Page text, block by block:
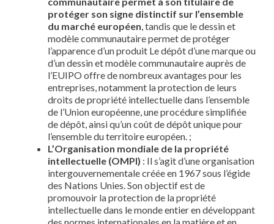
protéger son signe distinctif sur l’ensemble
du marché européen, tandis que le dessin et
modèle communautaire permet de protéger
l’apparence d’un produit Le dépôt d’une marque ou
d’un dessin et modèle communautaire auprès de
l’EUIPO offre de nombreux avantages pour les
entreprises, notamment la protection de leurs
droits de propriété intellectuelle dans l’ensemble
de l’Union européenne, une procédure simplifiée
de dépôt, ainsi qu’un coût de dépôt unique pour
l’ensemble du territoire européen. ;
L’Organisation mondiale de la propriété
intellectuelle (OMPI) : Il s’agit d’une organisation
intergouvernementale créée en 1967 sous l’égide
des Nations Unies. Son objectif est de
promouvoir la protection de la propriété
intellectuelle dans le monde entier en développant